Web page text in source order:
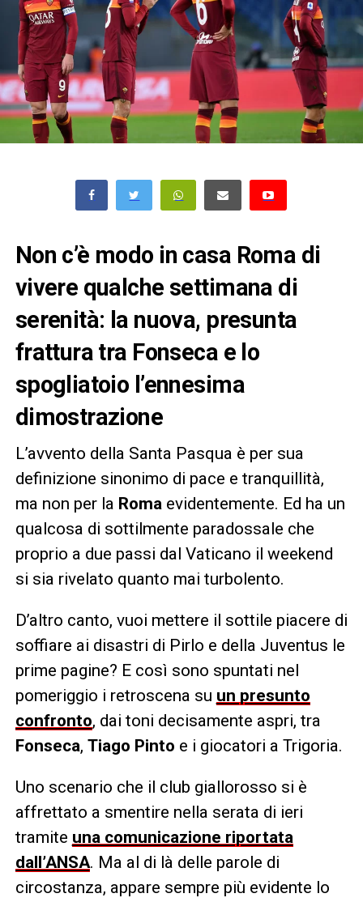
Non c’è modo in casa Roma di
vivere qualche settimana di
serenità: la nuova, presunta
frattura tra Fonseca e lo
spogliatoio l’ennesima
dimostrazione
L’avvento della Santa Pasqua è per sua
definizione sinonimo di pace e tranquillità,
ma non per la Romaevidentemente. Ed ha un
qualcosa di sottilmente paradossale che
proprio a due passi dal Vaticano il weekend
si sia rivelato quanto mai turbolento.
D’altro canto, vuoi mettere il sottile piacere di
soffiare ai disastri di Pirlo e della Juventus le
prime pagine? E così sono spuntati nel
pomeriggio i retroscena su un presunto
confronto, dai toni decisamente aspri, tra
Fonseca, Tiago Pinto e i giocatori a Trigoria.
Uno scenario che il club giallorosso si è
affrettato a smentire nella serata di ieri
tramite una comunicazione riportata
dall’ANSA. Ma al di là delle parole di
circostanza, appare sempre più evidente lo